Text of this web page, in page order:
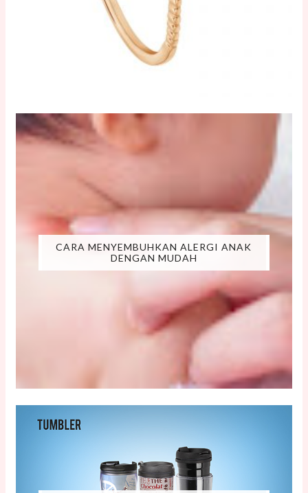
CARA MENYEMBUHKAN ALERGI ANAK
DENGAN MUDAH